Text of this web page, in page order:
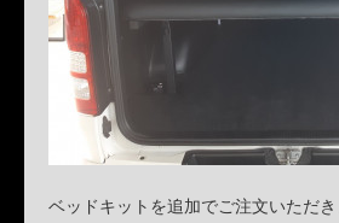
ベッドキットを追加でご注文いただき